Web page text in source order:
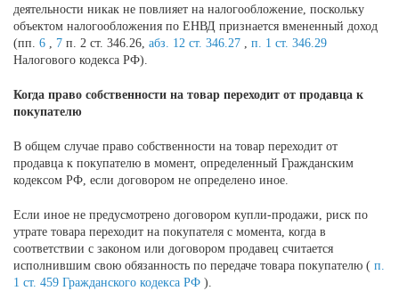
деятельности никак не повлияет на налогообложение, поскольку
объектом налогообложения по ЕНВД признается вмененный доход
(пп. 6 , 7 п. 2 ст. 346.26, абз. 12 ст. 346.27 , п. 1 ст. 346.29
Налогового кодекса РФ).
Когда право собственности на товар переходит от продавца к
покупателю
В общем случае право собственности на товар переходит от
продавца к покупателю в момент, определенный Гражданским
кодексом РФ, если договором не определено иное.
Если иное не предусмотрено договором купли-продажи, риск по
утрате товара переходит на покупателя с момента, когда в
соответствии с законом или договором продавец считается
исполнившим свою обязанность по передаче товара покупателю ( п.
1 ст. 459 Гражданского кодекса РФ ).